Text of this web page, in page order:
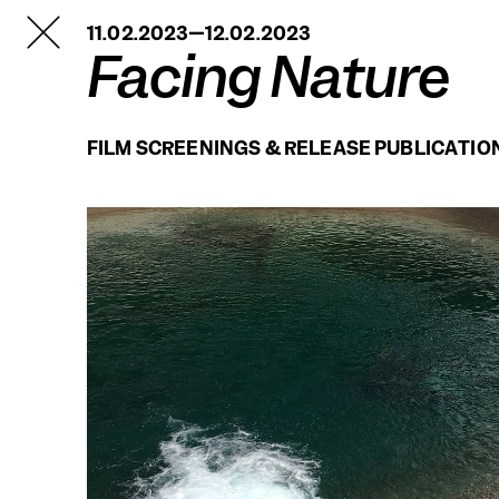
TANZFABRIK
BERLIN11.02.2023—12.02.2023
Facing Nature
FILM SCREENINGS & RELEASE